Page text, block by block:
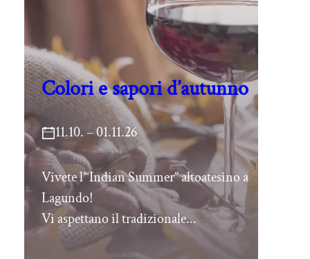
Colori e sapori d’autunno
11.10. – 01.11.26
Vivete l’“Indian Summer” altoatesino a
Lagundo!
Vi aspettano il tradizionale...